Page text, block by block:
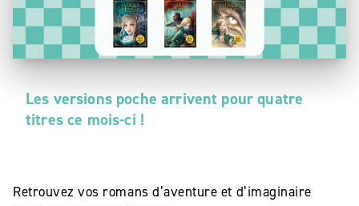
Les versions poche arrivent pour quatre
titres ce mois-ci !
Retrouvez vos romans d’aventure et d’imaginaire